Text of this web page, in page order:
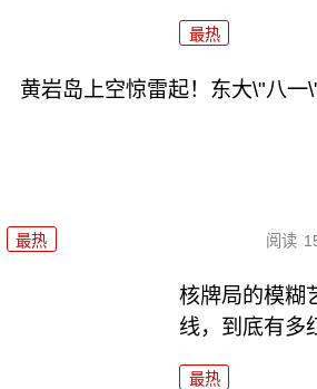
最热
黄岩岛上空惊雷起！东大\"八一
最热 阅读
核牌局的模糊
线，到底有多
最热